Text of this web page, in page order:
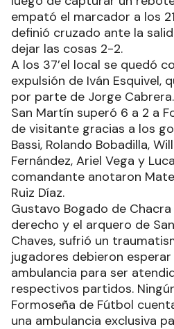
empató el marcador a los
definió cruzado ante la
dejar las cosas 2-2.
A los 37’el local se quedó
expulsión de Iván Esquivel,
por parte de Jorge Cabrera.
San Martín superó 6 a 2 a
de visitante gracias a los
Bassi, Rolando Bobadilla,
Fernández, Ariel Vega y
comandante anotaron
Ruiz Díaz.
Gustavo Bogado de
derecho y el arquero de
Chaves, sufrió un
jugadores debieron
ambulancia para ser
respectivos partidos.
Formoseña de Fútbol
una ambulancia exclusiva